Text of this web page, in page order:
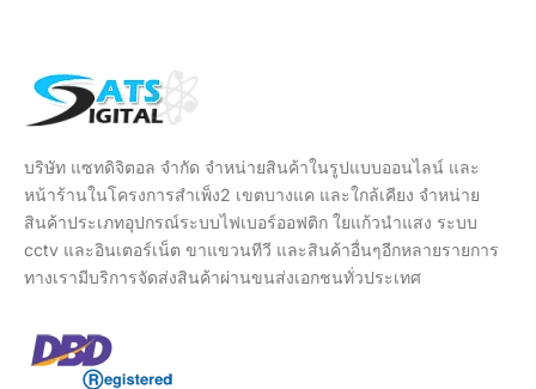
บริษัท แซทดิจิตอล จำกัด จำหน่ายสินค้าในรูปแบบออนไลน์ และ
หน้าร้านในโครงการสำเพ็ง2 เขตบางแค และใกล้เคียง จำหน่าย
สินค้าประเภทอุปกรณ์ระบบไฟเบอร์ออฟติก ใยแก้วนำแสง ระบบ
cctv และอินเตอร์เน็ต ขาแขวนทีวี และสินค้าอื่นๆอีกหลายรายการ
ทางเรามีบริการจัดส่งสินค้าผ่านขนส่งเอกชนทั่วประเทศ